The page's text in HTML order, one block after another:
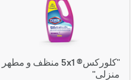
"كلوركس® 1x5 منظف و مطهر
منزلى"